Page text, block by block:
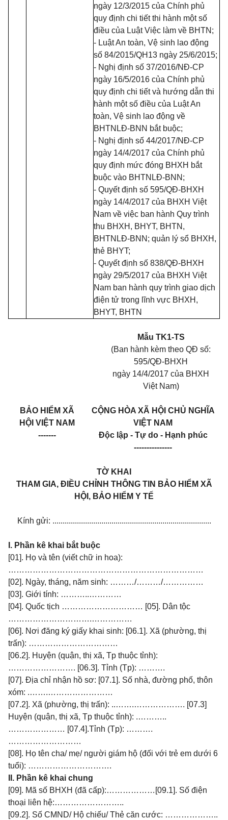
ngày 12/3/2015 của Chính phủ
quy định chi tiết thi hành một số
điều của Luật Việc làm về BHTN;
- Luật An toàn, Vệ sinh lao động
số 84/2015/QH13 ngày 25/6/2015;
- Nghị định số 37/2016/NĐ-CP
ngày 16/5/2016 của Chính phủ
quy định chi tiết và hướng dẫn thi
hành một số điều của Luật An
toàn, Vệ sinh lao động về
BHTNLĐ-BNN bắt buộc;
- Nghị định số 44/2017/NĐ-CP
ngày 14/4/2017 của Chính phủ
quy định mức đóng BHXH bắt
buộc vào BHTNLĐ-BNN;
- Quyết định số 595/QĐ-BHXH
ngày 14/4/2017 của BHXH Việt
Nam về việc ban hành Quy trình
thu BHXH, BHYT, BHTN,
BHTNLĐ-BNN; quản lý sổ BHXH,
thẻ BHYT;
- Quyết định số 838/QĐ-BHXH
ngày 29/5/2017 của BHXH Việt
Nam ban hành quy trình giao dịch
điện tử trong lĩnh vực BHXH,
BHYT, BHTN
Mẫu TK1-TS
(Ban hành kèm theo QĐ số:
595/QĐ-BHXH
ngày 14/4/2017 của BHXH
Việt Nam)
BẢO HIỂM XÃ
HỘI VIỆT NAM
-------
CỘNG HÒA XÃ HỘI CHỦ NGHĨA
VIỆT NAM
Độc lập - Tự do - Hạnh phúc
---------------
TỜ KHAI
THAM GIA, ĐIỀU CHỈNH THÔNG TIN BẢO HIỂM XÃ
HỘI, BẢO HIỂM Y TẾ
Kính gửi: ..............................................................................
I. Phần kê khai bắt buộc
[01]. Họ và tên (viết chữ in hoa):
………………………………………………………………
[02]. Ngày, tháng, năm sinh: ………/………/……………
[03]. Giới tính: ………..…………
[04]. Quốc tịch ………………………… [05]. Dân tộc
………………………….……………
[06]. Nơi đăng ký giấy khai sinh: [06.1]. Xã (phường, thị
trấn): ……………………………
[06.2]. Huyện (quận, thị xã, Tp thuộc tỉnh):
……………………. [06.3]. Tỉnh (Tp): ……….
[07]. Địa chỉ nhận hồ sơ: [07.1]. Số nhà, đường phố, thôn
xóm: .…….……………………
[07.2]. Xã (phường, thị trấn): ..…….………………. [07.3]
Huyện (quận, thị xã, Tp thuộc tỉnh): .………..
………………… [07.4].Tỉnh (Tp): ……….
………………………
[08]. Họ tên cha/ mẹ/ người giám hộ (đối với trẻ em dưới 6
tuổi): ………………………….
II. Phần kê khai chung
[09]. Mã số BHXH (đã cấp):………………[09.1]. Số điện
thoại liên hệ:……………………..
[09.2]. Số CMND/ Hộ chiếu/ Thẻ căn cước: ………………..